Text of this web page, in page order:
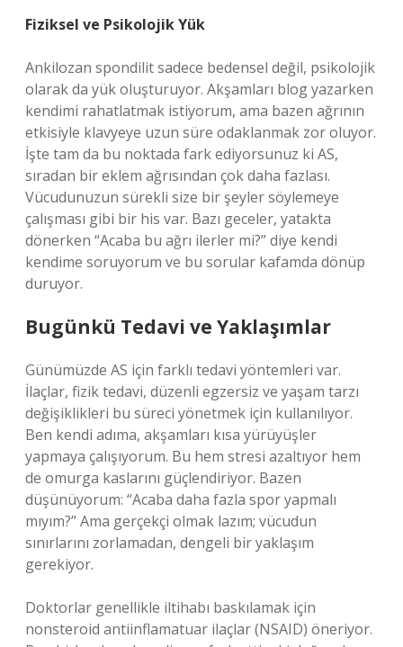
Fiziksel ve Psikolojik Yük
Ankilozan spondilit sadece bedensel değil, psikolojik
olarak da yük oluşturuyor. Akşamları blog yazarken
kendimi rahatlatmak istiyorum, ama bazen ağrının
etkisiyle klavyeye uzun süre odaklanmak zor oluyor.
İşte tam da bu noktada fark ediyorsunuz ki AS,
sıradan bir eklem ağrısından çok daha fazlası.
Vücudunuzun sürekli size bir şeyler söylemeye
çalışması gibi bir his var. Bazı geceler, yatakta
dönerken “Acaba bu ağrı ilerler mi?” diye kendi
kendime soruyorum ve bu sorular kafamda dönüp
duruyor.
Bugünkü Tedavi ve Yaklaşımlar
Günümüzde AS için farklı tedavi yöntemleri var.
İlaçlar, fizik tedavi, düzenli egzersiz ve yaşam tarzı
değişiklikleri bu süreci yönetmek için kullanılıyor.
Ben kendi adıma, akşamları kısa yürüyüşler
yapmaya çalışıyorum. Bu hem stresi azaltıyor hem
de omurga kaslarını güçlendiriyor. Bazen
düşünüyorum: “Acaba daha fazla spor yapmalı
mıyım?” Ama gerçekçi olmak lazım; vücudun
sınırlarını zorlamadan, dengeli bir yaklaşım
gerekiyor.
Doktorlar genellikle iltihabı baskılamak için
nonsteroid antiinflamatuar ilaçlar (NSAID) öneriyor.